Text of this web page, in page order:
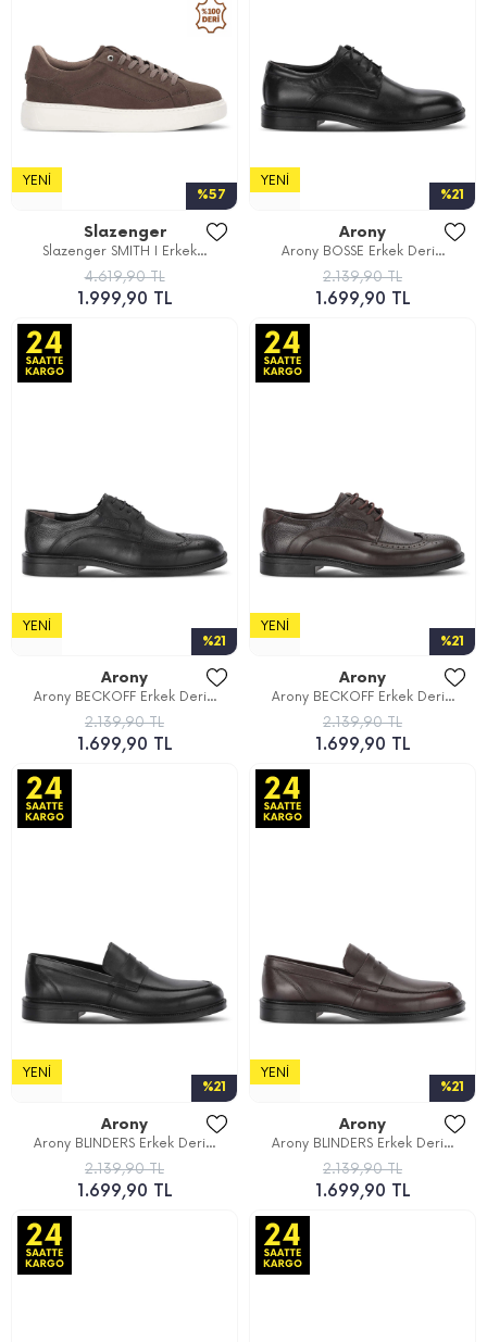
%57
YENI
Slazenger
Slazenger SMITH I Erkek...
4.619,90 TL
1.999,90 TL
%21
YENI
Arony
Arony BOSSE Erkek Deri...
2.139,90 TL
1.699,90 TL
%21
YENI
Arony
Arony BECKOFF Erkek Deri...
2.139,90 TL
1.699,90 TL
%21
YENI
Arony
Arony BECKOFF Erkek Deri...
2.139,90 TL
1.699,90 TL
%21
YENI
Arony
Arony BLINDERS Erkek Deri...
2.139,90 TL
1.699,90 TL
%21
YENI
Arony
Arony BLINDERS Erkek Deri...
2.139,90 TL
1.699,90 TL